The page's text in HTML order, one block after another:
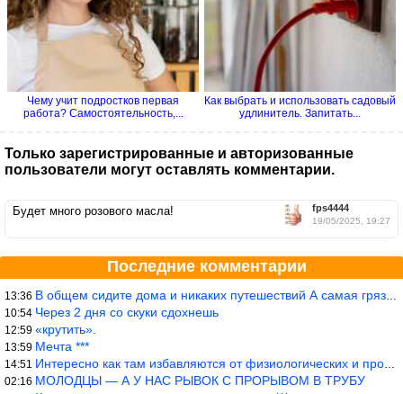
Чему учит подростков первая
работа? Самостоятельность,...
Как выбрать и использовать садовый
удлинитель. Запитать...
Только зарегистрированные и авторизованные
пользователи могут оставлять комментарии.
fps4444
19/05/2025, 19:27
Будет много розового масла!
Последние комментарии
13:36 В общем сидите дома и никаких путешествий А самая грязная в от
10:54 Через 2 дня со скуки сдохнешь
12:59 «крутить».
13:59 Мечта ***
14:51 Интересно как там избавляются от физиологических и прочих отходо
02:16 МОЛОДЦЫ — А У НАС РЫВОК С ПРОРЫВОМ В ТРУБУ